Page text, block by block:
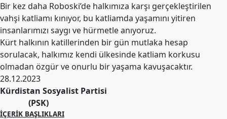
Bir kez daha Roboski’de halkımıza karşı gerçekleştirilen
vahşi katliamı kınıyor, bu katliamda yaşamını yitiren
insanlarımızı saygı ve hürmetle anıyoruz.
Kürt halkının katillerinden bir gün mutlaka hesap
sorulacak, halkımız kendi ülkesinde katliam korkusu
olmadan özgür ve onurlu bir yaşama kavuşacaktır.
28.12.2023
Kürdistan Sosyalist Partisi
(PSK)
İÇERIK BAŞLIKLARI